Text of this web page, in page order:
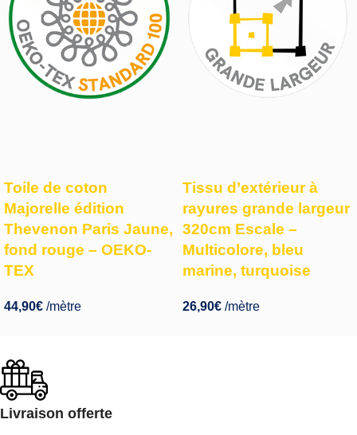
Toile de coton
Majorelle édition
Thevenon Paris Jaune,
fond rouge – OEKO-
TEX
44,90€ /mètre
Tissu d’extérieur à
rayures grande largeur
320cm Escale –
Multicolore, bleu
marine, turquoise
26,90€ /mètre
Livraison offerte